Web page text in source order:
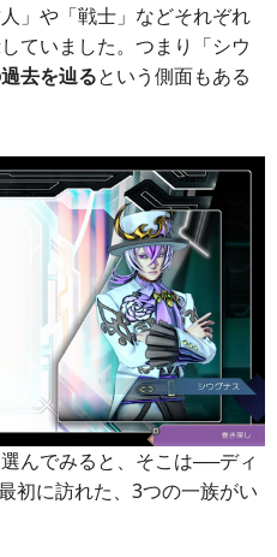
」や「戦士」などそれぞれ
ていました。つまり「シウ
去を辿るという側面もある
んでみると、そこは──ディ
初に訪れた、3つの一族がい